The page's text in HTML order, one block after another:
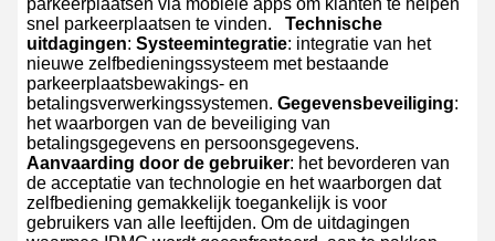
parkeerplaatsen via mobiele apps om klanten te helpen
snel parkeerplaatsen te vinden.
Technische
uitdagingen: Systeemintegratie: integratie van het
nieuwe zelfbedieningssysteem met bestaande
parkeerplaatsbewakings- en
betalingsverwerkingssystemen. Gegevensbeveiliging:
het waarborgen van de beveiliging van
betalingsgegevens en persoonsgegevens.
Aanvaarding door de gebruiker: het bevorderen van
de acceptatie van technologie en het waarborgen dat
zelfbediening gemakkelijk toegankelijk is voor
gebruikers van alle leeftijden. Om de uitdagingen